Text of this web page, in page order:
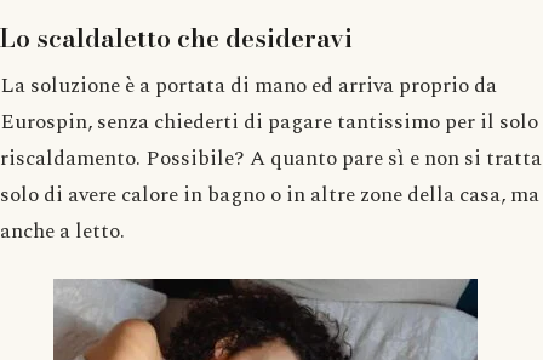
Lo scaldaletto che desideravi
La soluzione è a portata di mano ed arriva proprio da
Eurospin, senza chiederti di pagare tantissimo per il solo
riscaldamento. Possibile? A quanto pare sì e non si tratta
solo di avere calore in bagno o in altre zone della casa, ma
anche a letto.